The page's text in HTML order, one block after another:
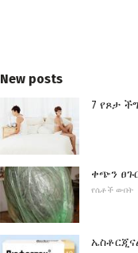
New posts
7 የጾታ
ቀጭን
የሴቶች ውበት